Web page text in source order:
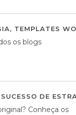
, TEMPLATES
os blogs
DE
Conheça os